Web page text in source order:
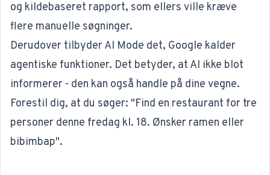
og kildebaseret rapport, som ellers ville kræve
flere manuelle søgninger.
Derudover tilbyder AI Mode det, Google kalder
agentiske funktioner. Det betyder, at AI ikke blot
informerer - den kan også handle på dine vegne.
Forestil dig, at du søger: "Find en restaurant for tre
personer denne fredag kl. 18. Ønsker ramen eller
bibimbap".